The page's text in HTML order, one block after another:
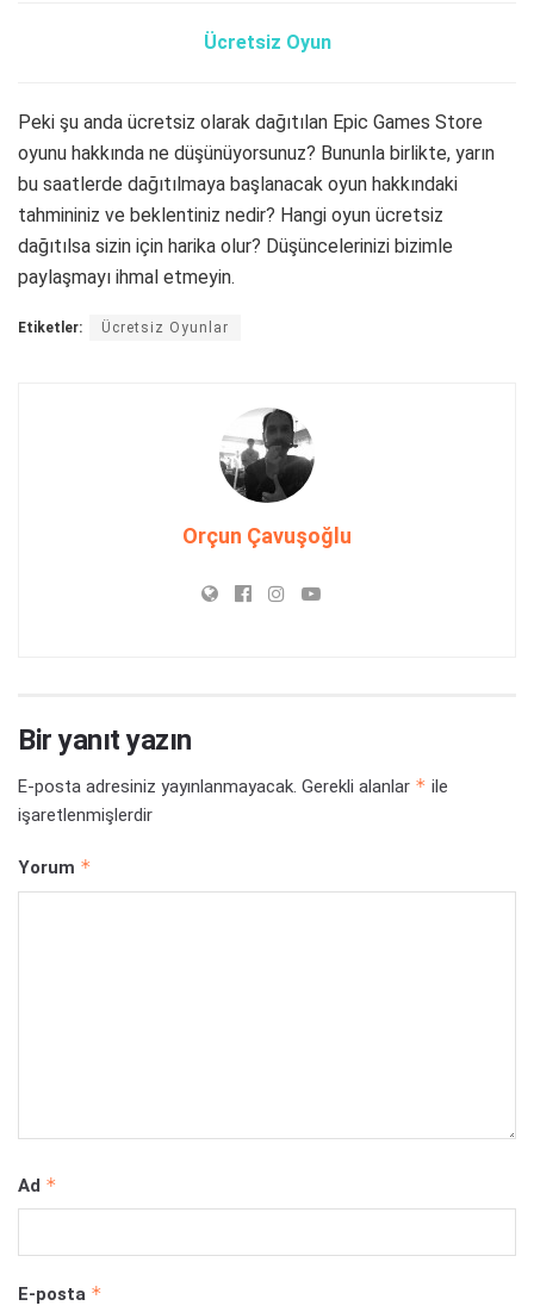
Ücretsiz Oyun
Peki şu anda ücretsiz olarak dağıtılan Epic Games Store
oyunu hakkında ne düşünüyorsunuz? Bununla birlikte, yarın
bu saatlerde dağıtılmaya başlanacak oyun hakkındaki
tahmininiz ve beklentiniz nedir? Hangi oyun ücretsiz
dağıtılsa sizin için harika olur? Düşüncelerinizi bizimle
paylaşmayı ihmal etmeyin.
Etiketler: Ücretsiz Oyunlar
Orçun Çavuşoğlu
Bir yanıt yazın
E-posta adresiniz yayınlanmayacak. Gerekli alanlar * ile
işaretlenmişlerdir
Yorum *
Ad *
E-posta *